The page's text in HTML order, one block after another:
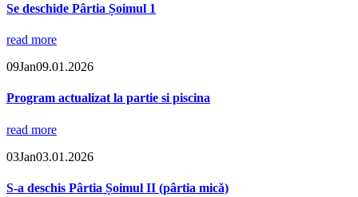
Se deschide Pârtia Șoimul 1
read more
09Jan09.01.2026
Program actualizat la partie si piscina
read more
03Jan03.01.2026
S-a deschis Pârtia Șoimul II (pârtia mică)